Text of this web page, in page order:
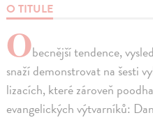
O TITULE
Obecnější tendence,
snaží demonstrovat na šesti
lizacích, které zároveň
evangelických výtvarníků: